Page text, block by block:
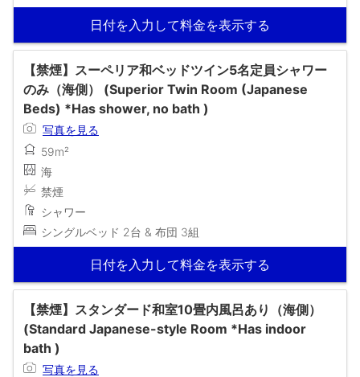
日付を入力して料金を表示する
【禁煙】スーペリア和ベッドツイン5名定員シャワー
のみ（海側） (Superior Twin Room (Japanese
Beds) *Has shower, no bath )
写真を見る
59m²
海
禁煙
シャワー
シングルベッド 2台 & 布団 3組
日付を入力して料金を表示する
【禁煙】スタンダード和室10畳内風呂あり（海側）
(Standard Japanese-style Room *Has indoor
bath )
写真を見る